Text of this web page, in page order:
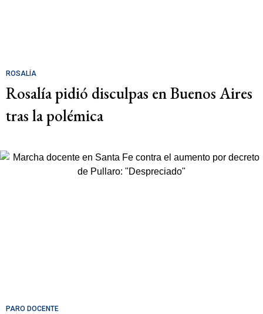
ROSALÍA
Rosalía pidió disculpas en Buenos Aires
tras la polémica
PARO DOCENTE